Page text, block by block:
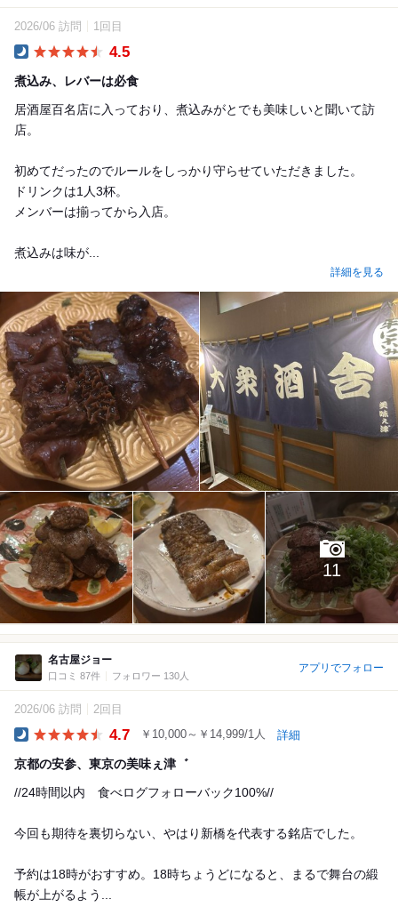
2026/06 訪問 1回目
4.5
煮込み、レバーは必食
居酒屋百名店に入っており、煮込みがとでも美味しいと聞いて訪
店。
初めてだったのでルールをしっかり守らせていただきました。
ドリンクは1人3杯。
メンバーは揃ってから入店。
煮込みは味が...
詳細を見る
11
名古屋ジョー
口コミ 87件 フォロワー 130人
アプリでフォロー
2026/06 訪問 2回目
4.7 ￥10,000～￥14,999/1人 詳細
京都の安参、東京の美味ぇ津゛
//24時間以内 食べログフォローバック100%//
今回も期待を裏切らない、やはり新橋を代表する銘店でした。
予約は18時がおすすめ。18時ちょうどになると、まるで舞台の緞
帳が上がるよう...